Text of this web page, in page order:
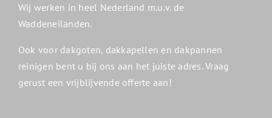
Wij werken in heel Nederland m.u.v. de
Waddeneilanden.
Ook voor dakgoten, dakkapellen en dakpannen
reinigen bent u bij ons aan het juiste adres. Vraag
gerust een vrijblijvende offerte aan!